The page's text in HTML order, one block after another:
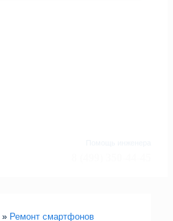
» Ремонт смартфонов